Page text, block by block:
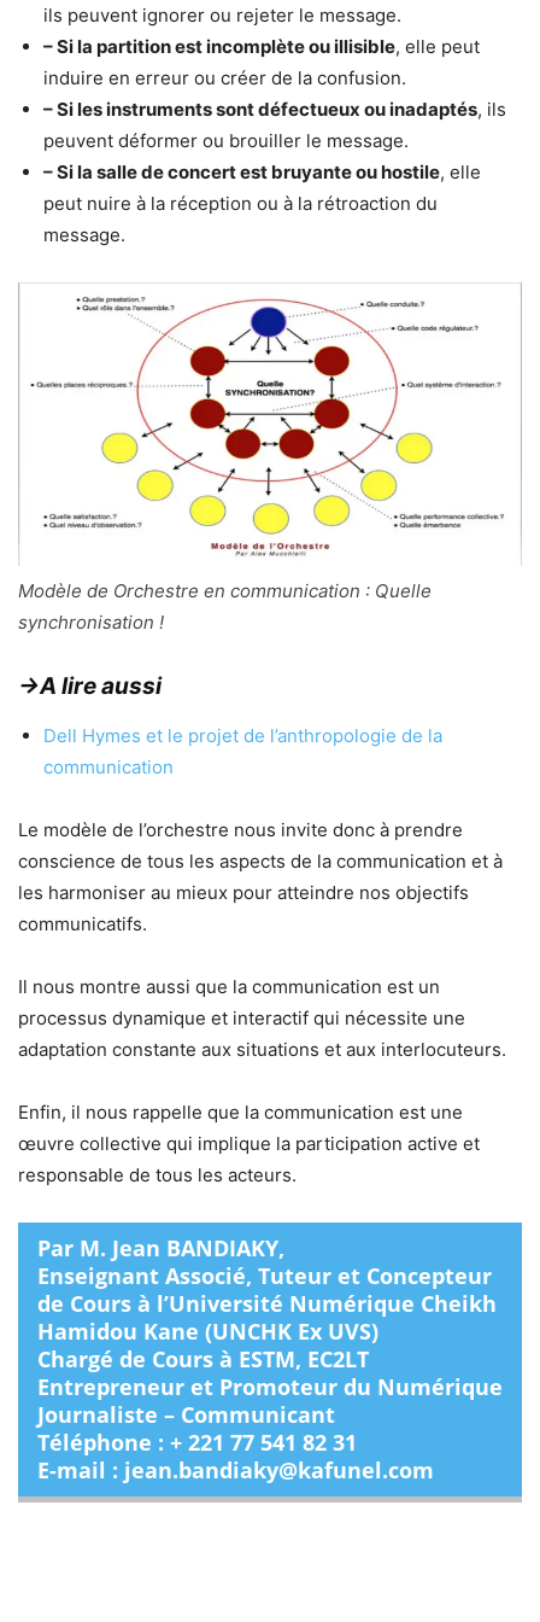
ils peuvent ignorer ou rejeter le message.
– Si la partition est incomplète ou illisible, elle peut
induire en erreur ou créer de la confusion.
– Si les instruments sont défectueux ou inadaptés, ils
peuvent déformer ou brouiller le message.
– Si la salle de concert est bruyante ou hostile, elle
peut nuire à la réception ou à la rétroaction du
message.
Modèle de Orchestre en communication : Quelle
synchronisation !
→A lire aussi
Dell Hymes et le projet de l’anthropologie de la
communication
Le modèle de l’orchestre nous invite donc à prendre
conscience de tous les aspects de la communication et à
les harmoniser au mieux pour atteindre nos objectifs
communicatifs.
Il nous montre aussi que la communication est un
processus dynamique et interactif qui nécessite une
adaptation constante aux situations et aux interlocuteurs.
Enfin, il nous rappelle que la communication est une
œuvre collective qui implique la participation active et
responsable de tous les acteurs.
Par M. Jean BANDIAKY,
Enseignant Associé, Tuteur et Concepteur
de Cours à l’Université Numérique Cheikh
Hamidou Kane (UNCHK Ex UVS)
Chargé de Cours à ESTM, EC2LT
Entrepreneur et Promoteur du Numérique
Journaliste – Communicant
Téléphone : + 221 77 541 82 31
E-mail : jean.bandiaky@kafunel.com